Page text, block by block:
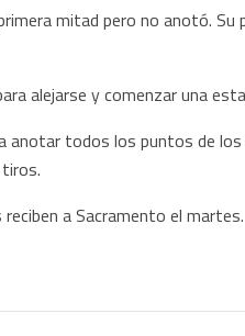
mitad pero no anotó.
alejarse y comenzar una
anotar todos los puntos de
a Sacramento el martes.